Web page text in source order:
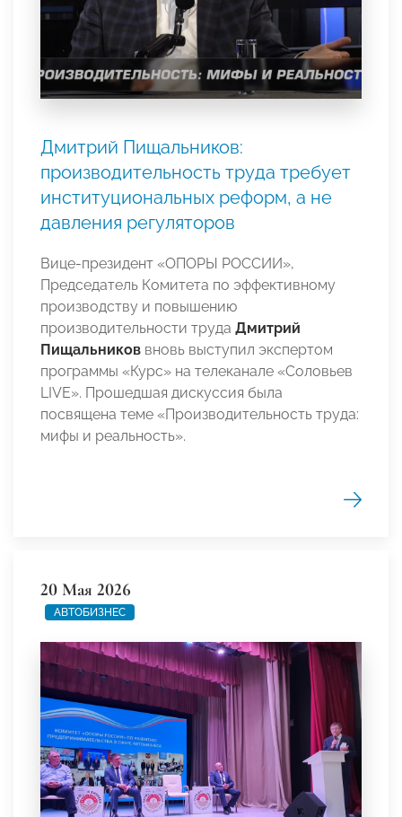
Дмитрий Пищальников:
производительность труда требует
институциональных реформ, а не
давления регуляторов
Вице-президент «ОПОРЫ РОССИИ»,
Председатель Комитета по эффективному
производству и повышению
производительности труда Дмитрий
Пищальников вновь выступил экспертом
программы «Курс» на телеканале «Соловьев
LIVE». Прошедшая дискуссия была
посвящена теме «Производительность труда:
мифы и реальность».
20 Мая 2026
АВТОБИЗНЕС